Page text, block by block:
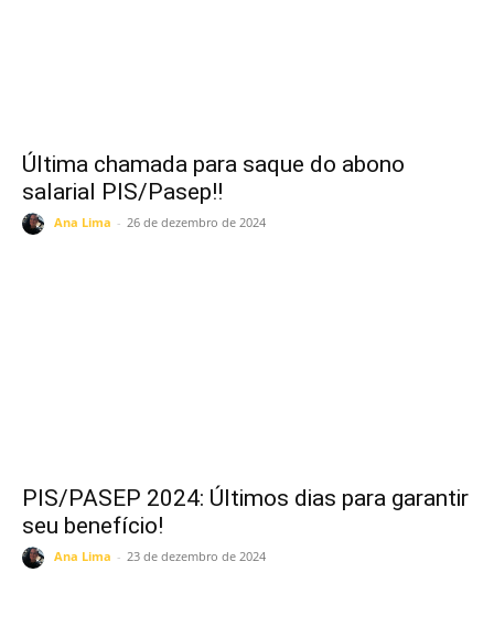
Última chamada para saque do abono
salarial PIS/Pasep!!
Ana Lima - 26 de dezembro de 2024
PIS/PASEP 2024: Últimos dias para garantir
seu benefício!
Ana Lima - 23 de dezembro de 2024